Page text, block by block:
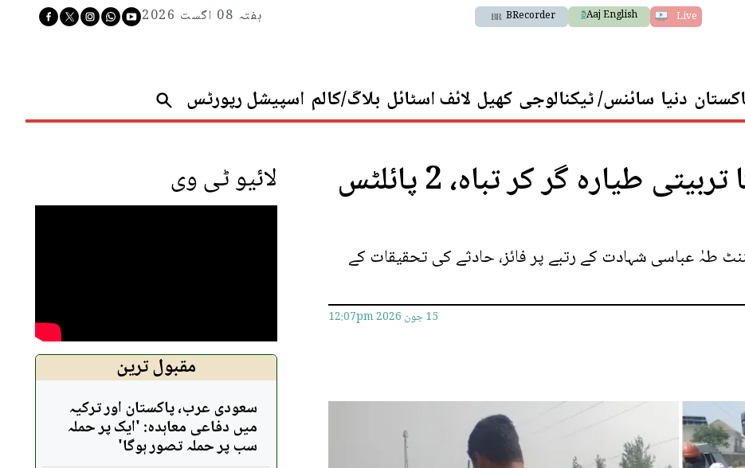
Live
Aaj English
BRecorder ہفتہ 08 اگست 2026
دنیا سائنس/ ٹیکنالوجی کھیل لائف اسٹائل بلاگ/کالم اسپیشل رپورٹس
مردان میں پاک فضائیہ کا تربیتی طیارہ گر کر تباہ، 2 پائلٹس
طہٰ عباسی شہادت کے رتبے پر فائز، حادثے کی تحقیقات کے
15 جون 2026 12:07pm
لائیو ٹی وی
مقبول ترین
سعودی عرب، پاکستان اور ترکیہ
میں دفاعی معاہدہ: 'ایک پر حملہ
سب پر حملہ تصور ہوگا'